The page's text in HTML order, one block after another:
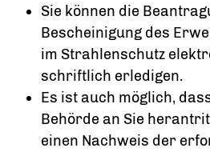
Sie können die
Bescheinigung des
im Strahlenschutz
schriftlich erledigen.
Es ist auch möglich,
Behörde an Sie
einen Nachweis der